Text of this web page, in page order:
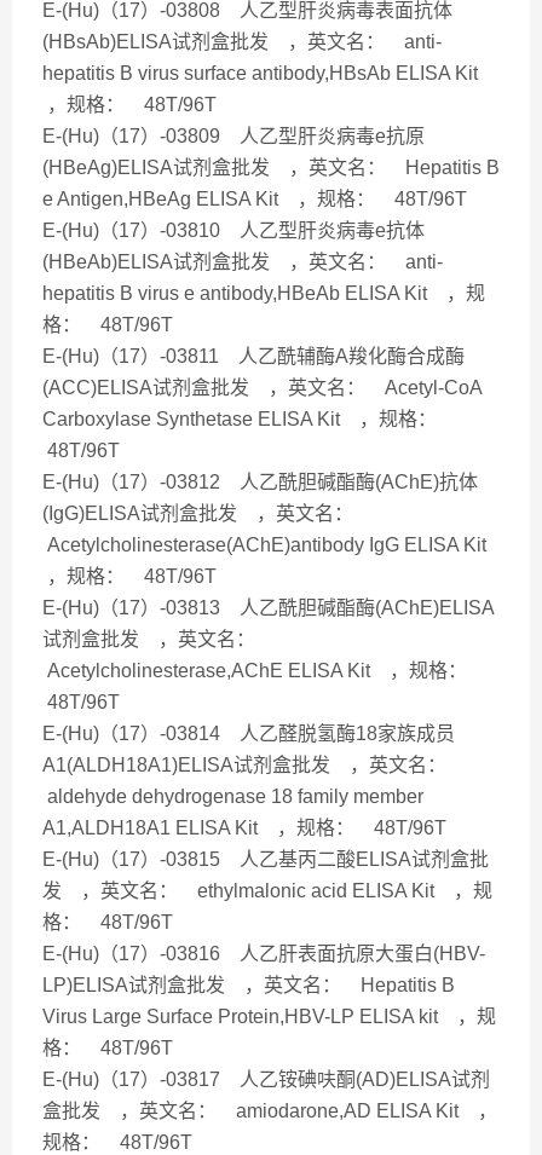
E-(Hu)（17）-03808 人乙型肝炎病毒表面抗体
(HBsAb)ELISA试剂盒批发 ，英文名： anti-
hepatitis B virus surface antibody,HBsAb ELISA Kit
，规格： 48T/96T
E-(Hu)（17）-03809 人乙型肝炎病毒e抗原
(HBeAg)ELISA试剂盒批发 ，英文名： Hepatitis B
e Antigen,HBeAg ELISA Kit ，规格： 48T/96T
E-(Hu)（17）-03810 人乙型肝炎病毒e抗体
(HBeAb)ELISA试剂盒批发 ，英文名： anti-
hepatitis B virus e antibody,HBeAb ELISA Kit ，规
格： 48T/96T
E-(Hu)（17）-03811 人乙酰辅酶A羧化酶合成酶
(ACC)ELISA试剂盒批发 ，英文名： Acetyl-CoA
Carboxylase Synthetase ELISA Kit ，规格：
48T/96T
E-(Hu)（17）-03812 人乙酰胆碱酯酶(AChE)抗体
(IgG)ELISA试剂盒批发 ，英文名：
Acetylcholinesterase(AChE)antibody IgG ELISA Kit
，规格： 48T/96T
E-(Hu)（17）-03813 人乙酰胆碱酯酶(AChE)ELISA
试剂盒批发 ，英文名：
Acetylcholinesterase,AChE ELISA Kit ，规格：
48T/96T
E-(Hu)（17）-03814 人乙醛脱氢酶18家族成员
A1(ALDH18A1)ELISA试剂盒批发 ，英文名：
aldehyde dehydrogenase 18 family member
A1,ALDH18A1 ELISA Kit ，规格： 48T/96T
E-(Hu)（17）-03815 人乙基丙二酸ELISA试剂盒批
发 ，英文名： ethylmalonic acid ELISA Kit ，规
格： 48T/96T
E-(Hu)（17）-03816 人乙肝表面抗原大蛋白(HBV-
LP)ELISA试剂盒批发 ，英文名： Hepatitis B
Virus Large Surface Protein,HBV-LP ELISA kit ，规
格： 48T/96T
E-(Hu)（17）-03817 人乙铵碘呋酮(AD)ELISA试剂
盒批发 ，英文名： amiodarone,AD ELISA Kit ，
规格： 48T/96T